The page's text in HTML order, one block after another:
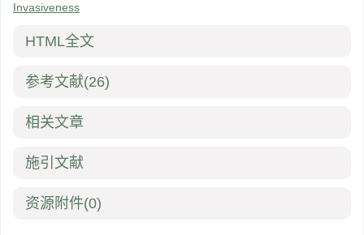
Invasiveness
HTML全文
参考文献(26)
相关文章
施引文献
资源附件(0)